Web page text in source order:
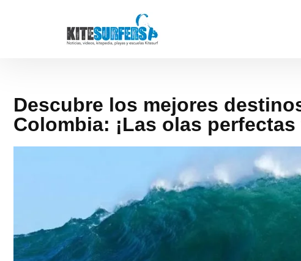
Descubre los mejores
Colombia: ¡Las olas